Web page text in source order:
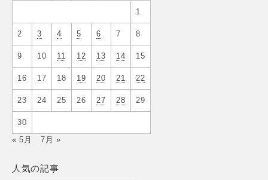
1
2 3 4 5 6 7 8
9 10 11 12 13 14 15
16 17 18 19 20 21 22
23 24 25 26 27 28 29
30
« 5月 7月 »
人気の記事